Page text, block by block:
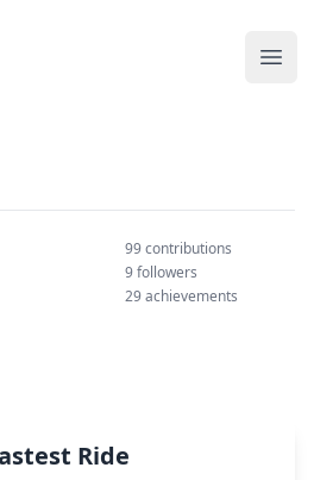
99 contributions
9 followers
29 achievements
Ride